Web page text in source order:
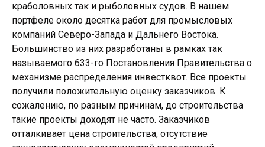
краболовных так и рыболовных судов. В нашем
портфеле около десятка работ для промысловых
компаний Северо-Запада и Дальнего Востока.
Большинство из них разработаны в рамках так
называемого 633-го Постановления Правительства о
механизме распределения инвестквот. Все проекты
получили положительную оценку заказчиков. К
сожалению, по разным причинам, до строительства
такие проекты доходят не часто. Заказчиков
отталкивает цена строительства, отсутствие